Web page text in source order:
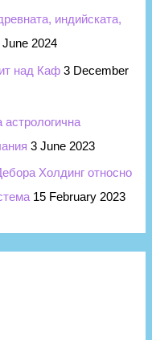
индийската,
June 2024
над Каф 3 December
3 June 2023
Холдинг относно
15 February 2023